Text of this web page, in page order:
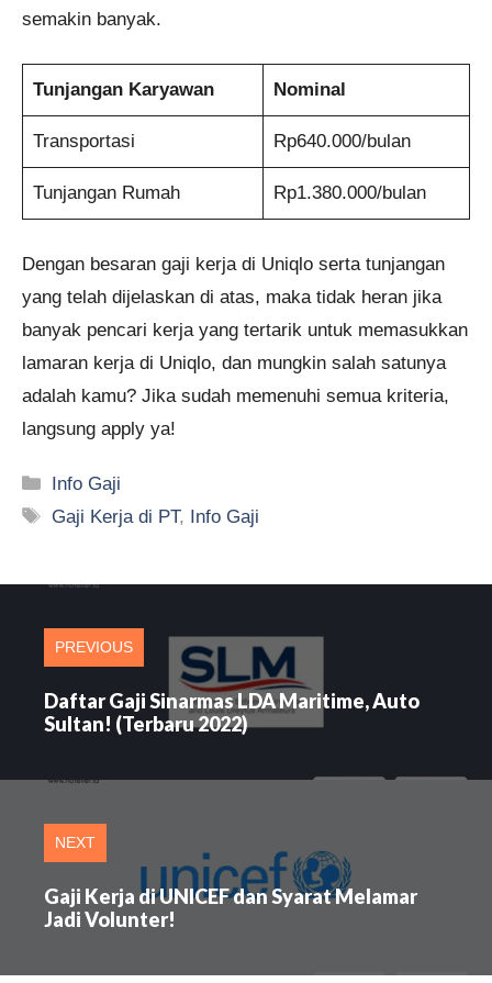
semakin banyak.
Tunjangan Karyawan Nominal
Transportasi Rp640.000/bulan
Tunjangan Rumah Rp1.380.000/bulan
Dengan besaran gaji kerja di Uniqlo serta tunjangan
yang telah dijelaskan di atas, maka tidak heran jika
banyak pencari kerja yang tertarik untuk memasukkan
lamaran kerja di Uniqlo, dan mungkin salah satunya
adalah kamu? Jika sudah memenuhi semua kriteria,
langsung apply ya!
Kategori
Info Gaji
Tag
Gaji Kerja di PT, Info Gaji
PREVIOUS
Daftar Gaji Sinarmas LDA Maritime, Auto
Sultan! (Terbaru 2022)
NEXT
Gaji Kerja di UNICEF dan Syarat Melamar
Jadi Volunter!